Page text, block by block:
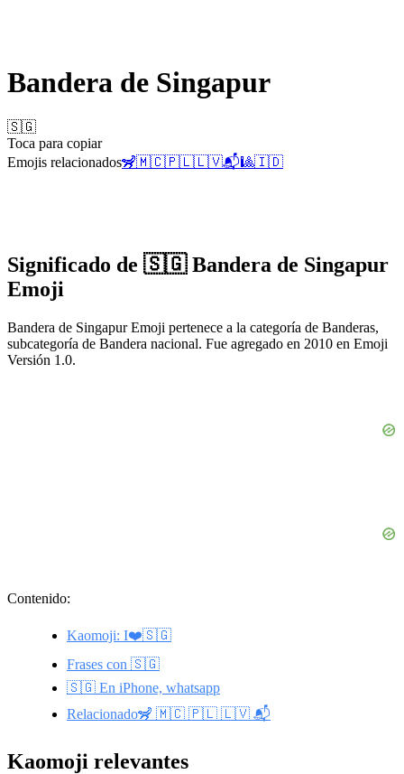
Bandera de Singapur
🇸🇬
Toca para copiar
Emojis relacionados🦨🇲🇨🇵🇱🇱🇻📬🎱🇮🇩
Significado de 🇸🇬 Bandera de Singapur
Emoji
Bandera de Singapur Emoji pertenece a la categoría de Banderas,
subcategoría de Bandera nacional. Fue agregado en 2010 en Emoji
Versión 1.0.
Contenido:
Kaomoji: I❤️🇸🇬
Frases con 🇸🇬
🇸🇬 En iPhone, whatsapp
Relacionado🦨 🇲🇨 🇵🇱 🇱🇻 📬
Kaomoji relevantes